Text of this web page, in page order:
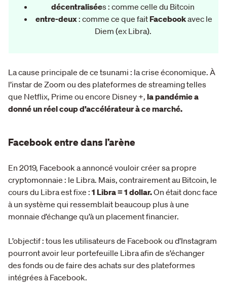
décentralisées : comme celle du Bitcoin
entre-deux: comme ce que fait Facebookavec le
Diem (ex Libra).
La cause principale de ce tsunami : la crise économique. À
l’instar de Zoom ou des plateformes de streaming telles
que Netflix, Prime ou encore Disney +, la pandémie a
donné un réel coup d’accélérateur à ce marché.
Facebook entre dans l’arène
En 2019, Facebook a annoncé vouloir créer sa propre
cryptomonnaie : le Libra. Mais, contrairement au Bitcoin, le
cours du Libra est fixe : 1 Libra = 1 dollar.On était donc face
à un système qui ressemblait beaucoup plus à une
monnaie d’échange qu’à un placement financier.
L’objectif : tous les utilisateurs de Facebook ou d’Instagram
pourront avoir leur portefeuille Libra afin de s’échanger
des fonds ou de faire des achats sur des plateformes
intégrées à Facebook.